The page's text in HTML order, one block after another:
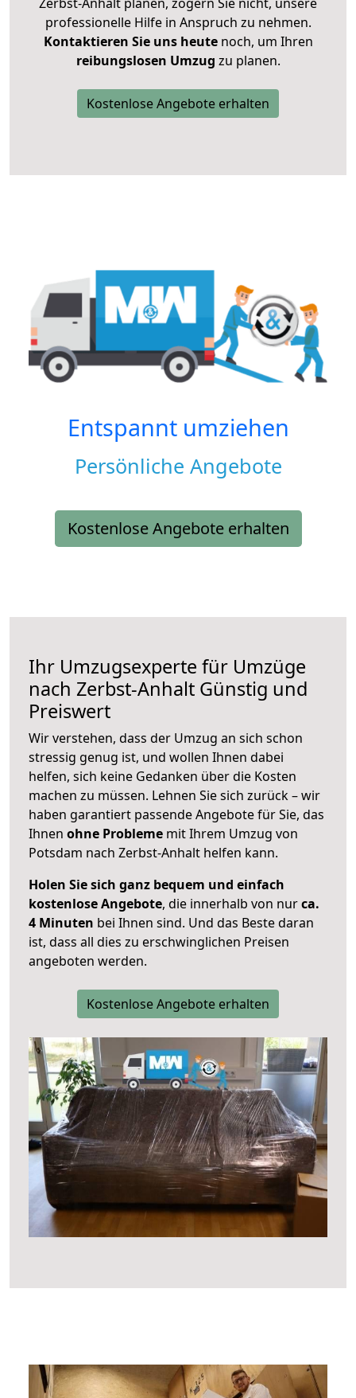
professionelle Hilfe in Anspruch zu nehmen.
Kontaktieren Sie uns heutenoch, um Ihren
reibungslosen Umzug zu planen.
Kostenlose Angebote erhalten
Entspannt umziehen
Persönliche Angebote
Kostenlose Angebote erhalten
Ihr Umzugsexperte für Umzüge
nach Zerbst-Anhalt Günstig und
Preiswert
Wir verstehen, dass der Umzug an sich schon
stressig genug ist, und wollen Ihnen dabei
helfen, sich keine Gedanken über die Kosten
machen zu müssen. Lehnen Sie sich zurück – wir
haben garantiert passende Angebote für Sie, das
Ihnen ohne Probleme mit Ihrem Umzug von
Potsdam nach Zerbst-Anhalt helfen kann.
Holen Sie sich ganz bequem und einfach
kostenlose Angebote, die innerhalb von nurca.
4 Minuten bei Ihnen sind. Und das Beste daran
ist, dass all dies zu erschwinglichen Preisen
angeboten werden.
Kostenlose Angebote erhalten